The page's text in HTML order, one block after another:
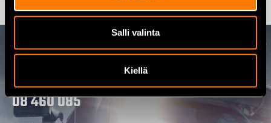
Salli valinta
Kiellä
08 460 085